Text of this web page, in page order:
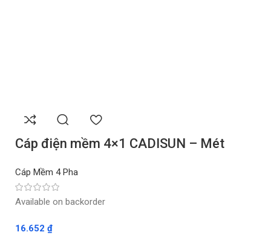
Cáp điện mềm 4×1 CADISUN – Mét
Cáp Mềm 4 Pha
Available on backorder
16.652 ₫